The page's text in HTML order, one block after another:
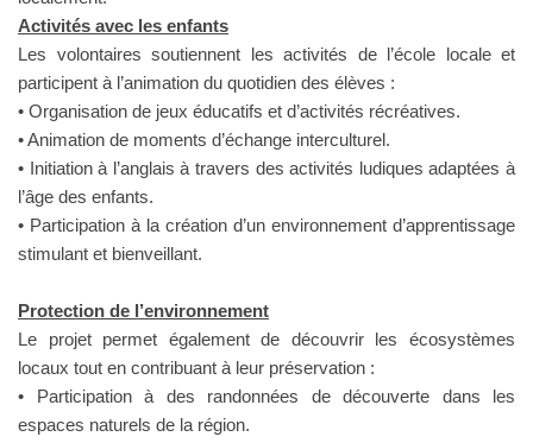
Activités avec les enfants
Les volontaires soutiennent les activités de l’école locale et
participent à l’animation du quotidien des élèves :
• Organisation de jeux éducatifs et d’activités récréatives.
• Animation de moments d’échange interculturel.
• Initiation à l’anglais à travers des activités ludiques adaptées à
l’âge des enfants.
• Participation à la création d’un environnement d’apprentissage
stimulant et bienveillant.
Protection de l’environnement
Le projet permet également de découvrir les écosystèmes
locaux tout en contribuant à leur préservation :
• Participation à des randonnées de découverte dans les
espaces naturels de la région.